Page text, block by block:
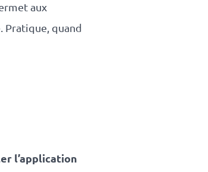
aux
Pratique, quand
l’application